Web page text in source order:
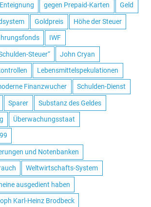
gegen Prepaid-Karten Geld
Goldpreis Höhe der Steuer
IWF
Steuer“ John Cryan
Lebensmittelspekulationen
Finanzwucher Schulden-Dienst
Sparer Substanz des Geldes
Überwachungsstaat
und Notenbanken
Weltwirtschafts-System
ausgedient haben
Karl-Heinz Brodbeck